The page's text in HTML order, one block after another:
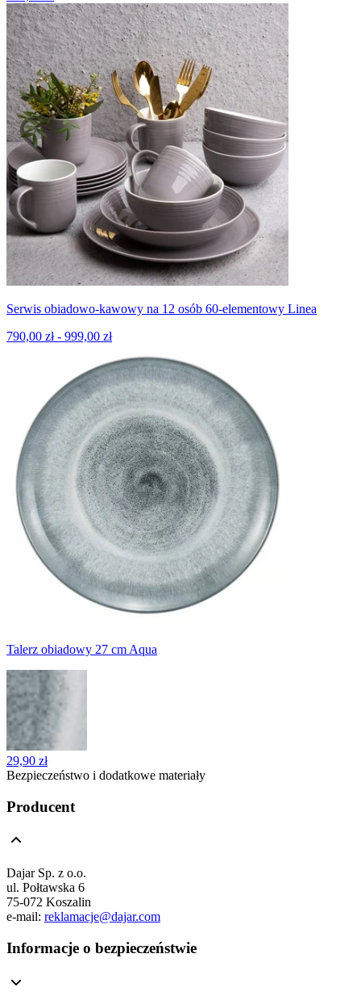
Serwis obiadowo-kawowy na 12 osób 60-elementowy Linea
790,00 zł - 999,00 zł
Talerz obiadowy 27 cm Aqua
29,90 zł
Bezpieczeństwo i dodatkowe materiały
Producent
Dajar Sp. z o.o.
ul. Połtawska 6
75-072 Koszalin
e-mail: reklamacje@dajar.com
Informacje o bezpieczeństwie